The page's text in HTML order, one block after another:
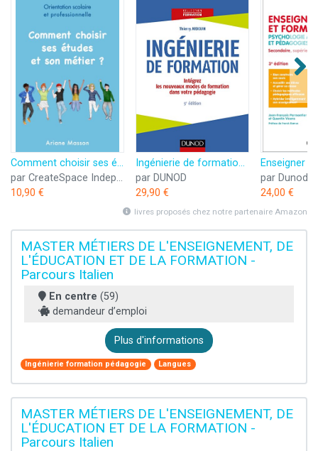
Comment choisir ses études et son métier: Orientation scolaire et professionnelle
par CreateSpace Independent Publishing Platform
10,90 €
Ingénierie de formation - 5e éd. -Intégrez les nouveaux modes de formation dans votre pédagogie: Intégrez les nouveaux modes de formation dans votre pédagogie
par DUNOD
29,90 €
par Dunod
24,00 €
livres proposés chez notre partenaire Amazon
MASTER MÉTIERS DE L'ENSEIGNEMENT, DE
L'ÉDUCATION ET DE LA FORMATION -
Parcours Italien
En centre (59)
demandeur d’emploi
Plus d'informations
Ingénierie formation pédagogie Langues
MASTER MÉTIERS DE L'ENSEIGNEMENT, DE
L'ÉDUCATION ET DE LA FORMATION -
Parcours Italien